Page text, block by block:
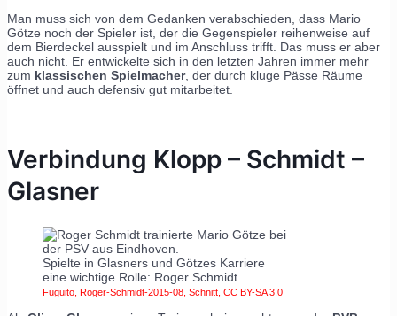
Man muss sich von dem Gedanken verabschieden, dass Mario
Götze noch der Spieler ist, der die Gegenspieler reihenweise auf
dem Bierdeckel ausspielt und im Anschluss trifft. Das muss er aber
auch nicht. Er entwickelte sich in den letzten Jahren immer mehr
zum klassischen Spielmacher, der durch kluge Pässe Räume
öffnet und auch defensiv gut mitarbeitet.
Verbindung Klopp – Schmidt –
Glasner
Spielte in Glasners und Götzes Karriere
eine wichtige Rolle: Roger Schmidt.
Fuguito Roger-Schmidt-2015-08 , Schnitt, CC BY-SA 3.0